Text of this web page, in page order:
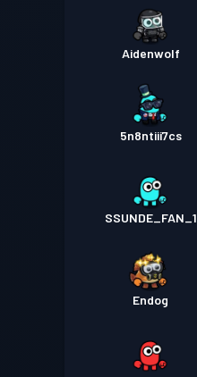
Aidenwolf
5n8ntiii7cs
SSUNDE_FAN_1
Endog